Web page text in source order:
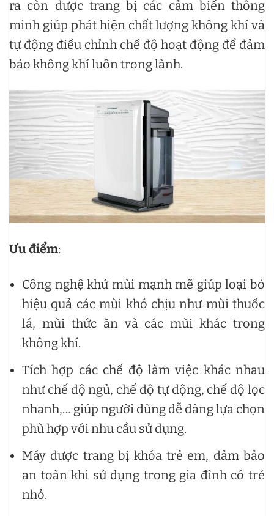
ra còn được trang bị các cảm biến thông
minh giúp phát hiện chất lượng không khí và
tự động điều chỉnh chế độ hoạt động để đảm
bảo không khí luôn trong lành.
Ưu điểm:
Công nghệ khử mùi mạnh mẽ giúp loại bỏ
hiệu quả các mùi khó chịu như mùi thuốc
lá, mùi thức ăn và các mùi khác trong
không khí.
Tích hợp các chế độ làm việc khác nhau
như chế độ ngủ, chế độ tự động, chế độ lọc
nhanh,… giúp người dùng dễ dàng lựa chọn
phù hợp với nhu cầu sử dụng.
Máy được trang bị khóa trẻ em, đảm bảo
an toàn khi sử dụng trong gia đình có trẻ
nhỏ.